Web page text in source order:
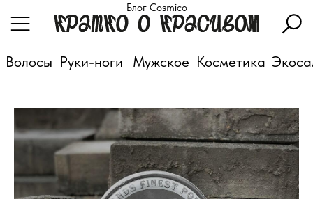
Блог Cosmico
Мужское
Руки-ноги
Волосы Косметика